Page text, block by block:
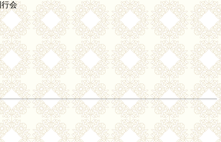
会